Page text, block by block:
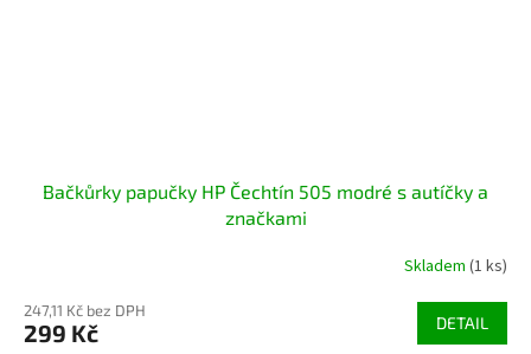
Bačkůrky papučky HP Čechtín 505 modré s autíčky a
značkami
Skladem (1 ks)
247,11 Kč bez DPH
299 Kč DETAIL